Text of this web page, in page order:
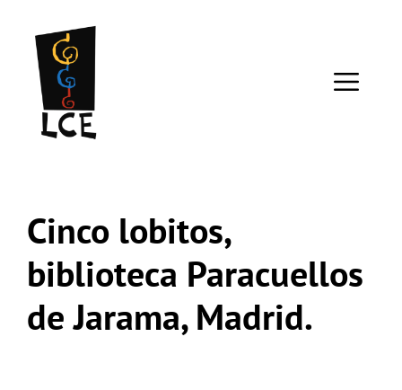
contenido
Cinco lobitos,
biblioteca Paracuellos
de Jarama, Madrid.